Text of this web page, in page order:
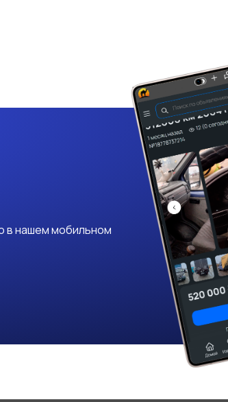
в нашем мобильном